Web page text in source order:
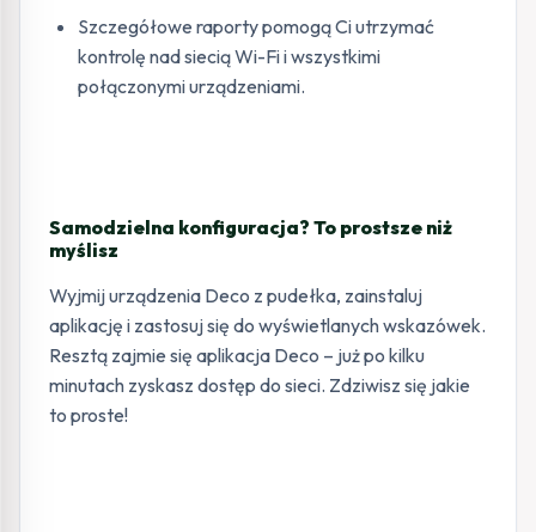
Szczegółowe raporty pomogą Ci utrzymać
kontrolę nad siecią Wi-Fi i wszystkimi
połączonymi urządzeniami.
Samodzielna konfiguracja? To prostsze niż
myślisz
Wyjmij urządzenia Deco z pudełka, zainstaluj
aplikację i zastosuj się do wyświetlanych wskazówek.
Resztą zajmie się aplikacja Deco – już po kilku
minutach zyskasz dostęp do sieci. Zdziwisz się jakie
to proste!